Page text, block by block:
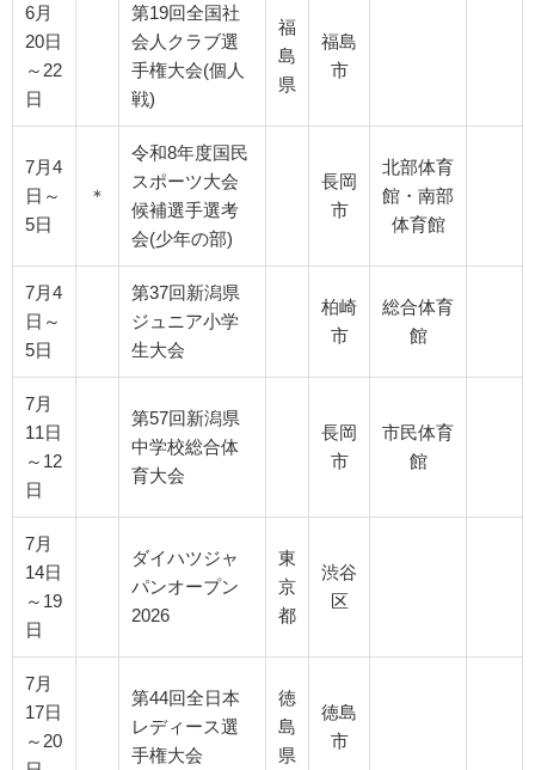
6月
20日
～22
日
第19回全国社
会人クラブ選
手権大会(個人
戦)
福
島
県
福島
市
7月4
日～
5日
＊
令和8年度国民
スポーツ大会
候補選手選考
会(少年の部)
長岡
市
北部体育
館・南部
体育館
7月4
日～
5日
第37回新潟県
ジュニア小学
生大会
柏崎
市
総合体育
館
7月
11日
～12
日
第57回新潟県
中学校総合体
育大会
長岡
市
市民体育
館
7月
14日
～19
日
ダイハツジャ
パンオープン
2026
東
京
都
渋谷
区
7月
17日
～20
第44回全日本
レディース選
手権大会
徳
島
県
徳島
市